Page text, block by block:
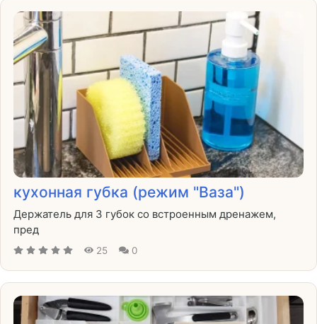
кухонная губка (режим "Ваза")
Держатель для 3 губок со встроенным дренажем,
пред
25 0